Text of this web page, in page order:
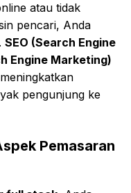
atau tidak
pencari, Anda
SEO (Search Engine
Engine Marketing)
pengunjung ke
Pemasaran